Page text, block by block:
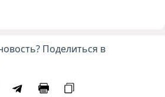
Поделиться в